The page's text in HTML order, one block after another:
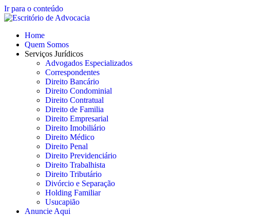
Ir para o conteúdo
Home
Quem Somos
Serviços Jurídicos
Advogados Especializados
Correspondentes
Direito Bancário
Direito Condominial
Direito Contratual
Direito de Familia
Direito Empresarial
Direito Imobiliário
Direito Médico
Direito Penal
Direito Previdenciário
Direito Trabalhista
Direito Tributário
Divórcio e Separação
Holding Familiar
Usucapião
Anuncie Aqui